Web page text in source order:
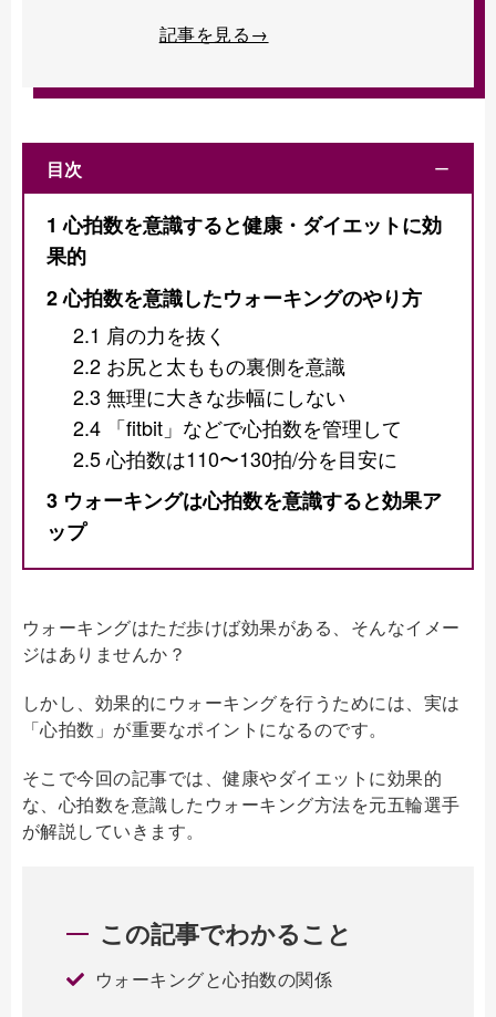
記事を見る→
目次 ー
1 心拍数を意識すると健康・ダイエットに効
果的
2心拍数を意識したウォーキングのやり方
2.1 肩の力を抜く
2.2 お尻と太ももの裏側を意識
2.3 無理に大きな歩幅にしない
2.4 「fitbit」などで心拍数を管理して
2.5心拍数は110〜130拍/分を目安に
3 ウォーキングは心拍数を意識すると効果ア
ップ
ウォーキングはただ歩けば効果がある、そんなイメー
ジはありませんか？
しかし、効果的にウォーキングを行うためには、実は
「心拍数」が重要なポイントになるのです。
そこで今回の記事では、健康やダイエットに効果的
な、心拍数を意識したウォーキング方法を元五輪選手
が解説していきます。
この記事でわかること
ウォーキングと心拍数の関係